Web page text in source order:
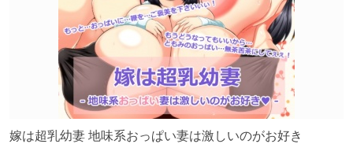
嫁は超乳幼妻 地味系おっぱい妻は激しいのがお好き